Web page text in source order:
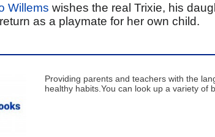
Willems wishes the real Trixie, his
as a playmate for her own child.
Providing parents and teachers with the
healthy habits.You can look up a variety of